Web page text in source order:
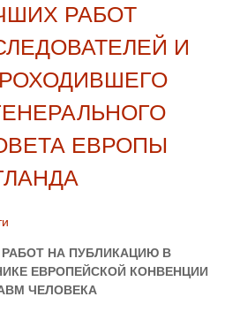
РАБОТ
И
ЕВРОПЫ
НА ПУБЛИКАЦИЮ В
ЕВРОПЕЙСКОЙ КОНВЕНЦИИ
ЧЕЛОВЕКА